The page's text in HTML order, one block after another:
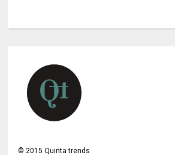
©2015 Quinta trends